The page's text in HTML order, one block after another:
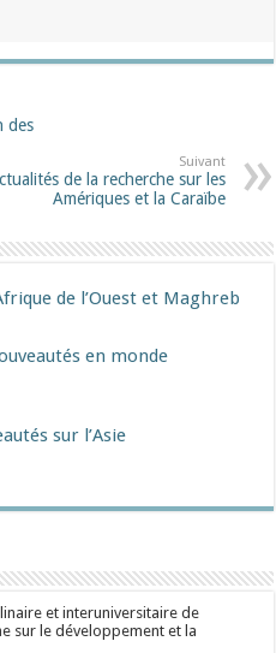
des
Suivant
de la recherche sur les
Amériques et la Caraïbe
de l’Ouest et Maghreb
en monde
sur l’Asie
et interuniversitaire de
sur le développement et la